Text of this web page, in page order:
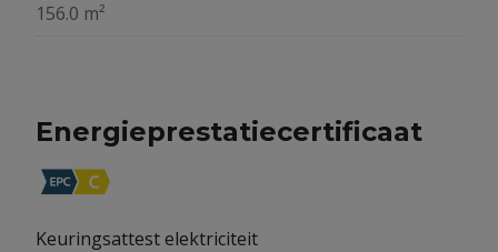
156.0 m²
Energieprestatiecertificaat
Keuringsattest elektriciteit